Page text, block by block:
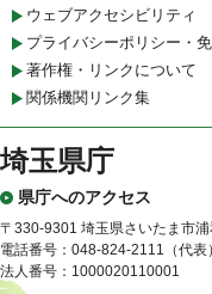
ウェブアクセシビリティ
プライバシーポリシー・
著作権・リンクについて
関係機関リンク集
埼玉県庁
県庁へのアクセス
〒330-9301 埼玉県さいたま市
電話番号：048-824-2111（代表）
法人番号：1000020110001